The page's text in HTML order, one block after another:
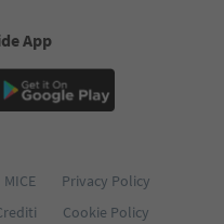
App
MICE
Privacy Policy
Cookie Policy